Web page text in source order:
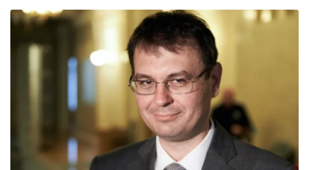
сын
зарабатывали
на
уклонистах»